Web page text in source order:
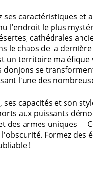
caractéristiques et
l'endroit le plus
cathédrales
le chaos de la
un territoire
donjons se
l'une des
capacités et son
aux puissants
des armes uniques ! -
Formez des
!